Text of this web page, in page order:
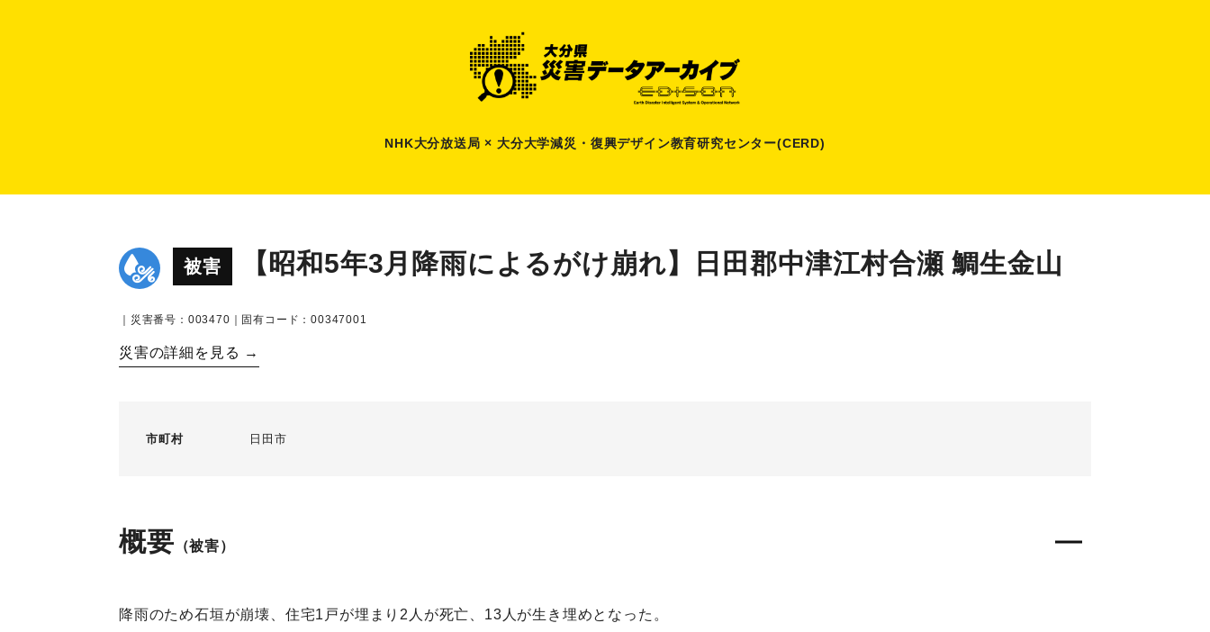
NHK大分放送局 × 大分大学減災 ・ 復興デザイン教育研究センター(CERD)
被害 【昭和5年3月降雨によるがけ崩れ】日田郡中津江村合瀬 鯛生金山
｜災害番号：003470｜固有コード：00347001
災害の詳細を見る →
市町村 日田市
概要 （被害）
降雨のため石垣が崩壊、住宅1戸が埋まり2人が死亡、13人が生き埋めとなった。